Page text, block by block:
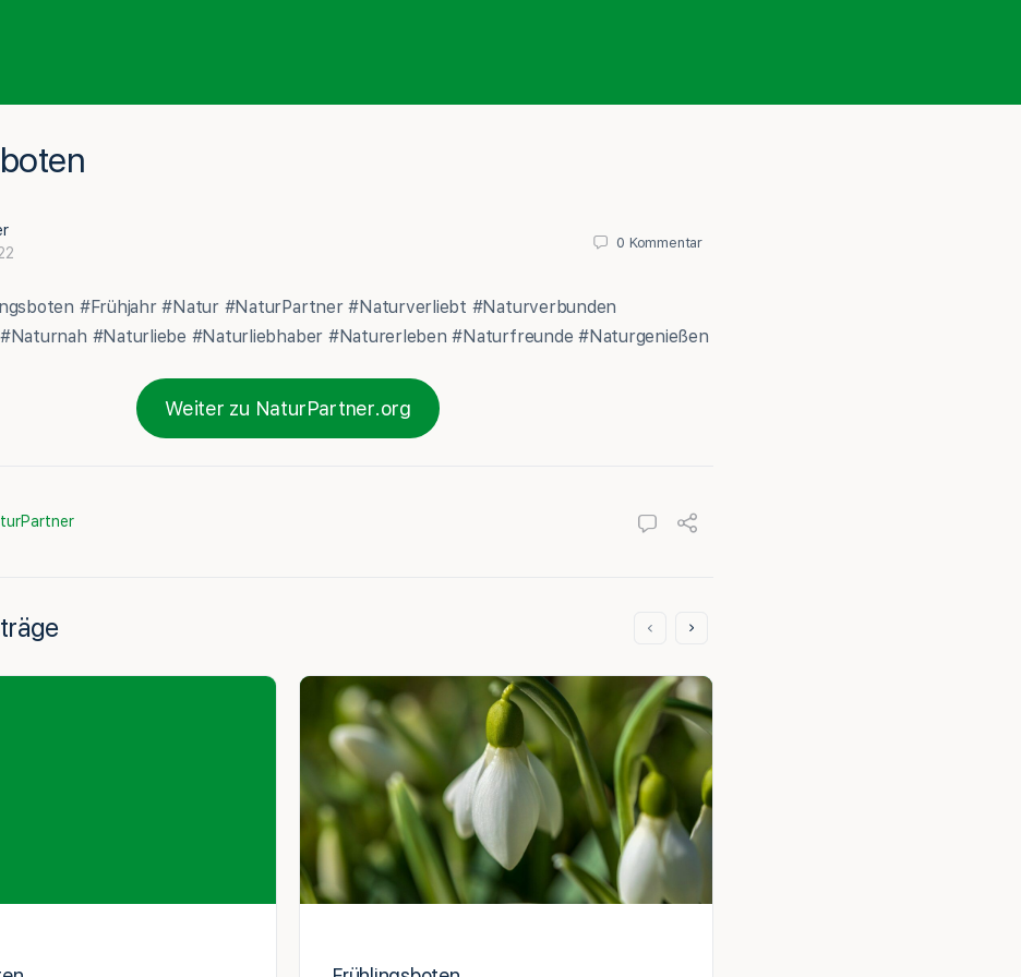
0 Kommentar
#Frühjahr #Natur #NaturPartner #Naturverliebt #Naturverbunden
#Naturliebe #Naturliebhaber #Naturerleben #Naturfreunde #Naturgenießen
Weiter zu NaturPartner.org